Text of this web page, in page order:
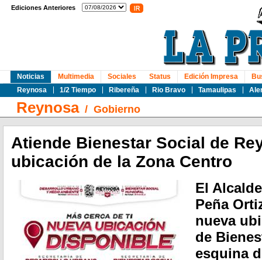
Ediciones Anteriores
Noticias
Reynosa
1/2 Tiempo Ribereña Rio Bravo Tamaulipas
Multimedia Sociales Status Edición Impresa
Reynosa/ Gobierno
Atiende Bienestar Social de
ubicación de la Zona Centro
El
Peña
nueva
de
esquina